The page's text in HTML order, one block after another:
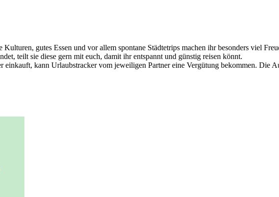
gutes Essen und vor allem spontane Städtetrips machen ihr besonders viel
teilt sie diese gern mit euch, damit ihr entspannt und günstig reisen könnt.
kann Urlaubstracker vom jeweiligen Partner eine Vergütung bekommen. Die